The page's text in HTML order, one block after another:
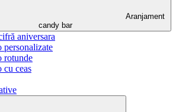
Aranjament
candy bar
aniversara
personalizate
rotunde
cu ceas